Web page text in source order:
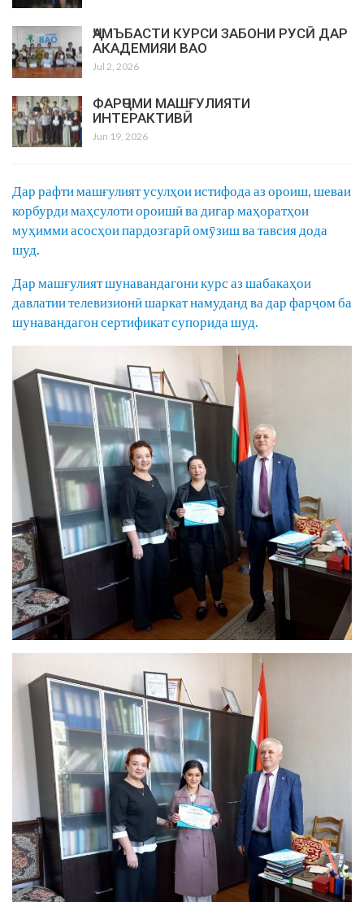
ҶАМЪБАСТИ КУРСИ ЗАБОНИ РУСӢ ДАР
АКАДЕМИЯИ ВАО
Jul 2, 2026
ФАРҶОМИ МАШҒУЛИЯТИ
ИНТЕРАКТИВӢ
Jun 19, 2026
Дар рафти машғулият усулҳои истифода аз ороиш, шеваи
корбурди маҳсулоти ороишӣ ва дигар маҳоратҳои
муҳимми асосҳои пардозгарӣ омӯзиш ва тавсия дода
шуд.
Дар машғулият шунавандагони курс аз шабакаҳои
давлатии телевизионӣ шаркат намуданд ва дар фарҷом ба
шунавандагон сертификат супорида шуд.